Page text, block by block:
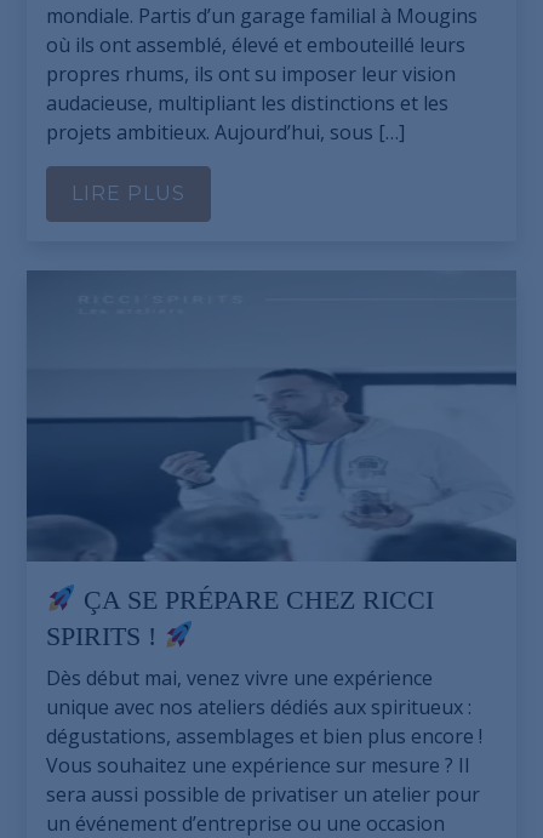
mondiale. Partis d’un garage familial à Mougins
où ils ont assemblé, élevé et embouteillé leurs
propres rhums, ils ont su imposer leur vision
audacieuse, multipliant les distinctions et les
projets ambitieux. Aujourd’hui, sous […]
LIRE PLUS
ÇA SE PRÉPARE CHEZ RICCI
SPIRITS !
Dès début mai, venez vivre une expérience
unique avec nos ateliers dédiés aux spiritueux :
dégustations, assemblages et bien plus encore !
Vous souhaitez une expérience sur mesure ? Il
sera aussi possible de privatiser un atelier pour
un événement d’entreprise ou une occasion